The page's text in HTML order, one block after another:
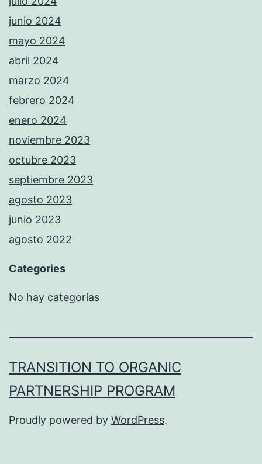
junio 2024
mayo 2024
abril 2024
marzo 2024
febrero 2024
enero 2024
noviembre 2023
octubre 2023
septiembre 2023
agosto 2023
junio 2023
agosto 2022
Categories
No hay categorías
TRANSITION TO ORGANIC
PARTNERSHIP PROGRAM
Proudly powered by WordPress.